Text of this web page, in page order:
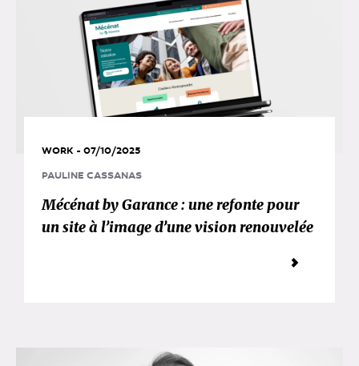
WORK - 07/10/2025
PAULINE CASSANAS
Mécénat by Garance : une refonte pour
un site à l’image d’une vision renouvelée